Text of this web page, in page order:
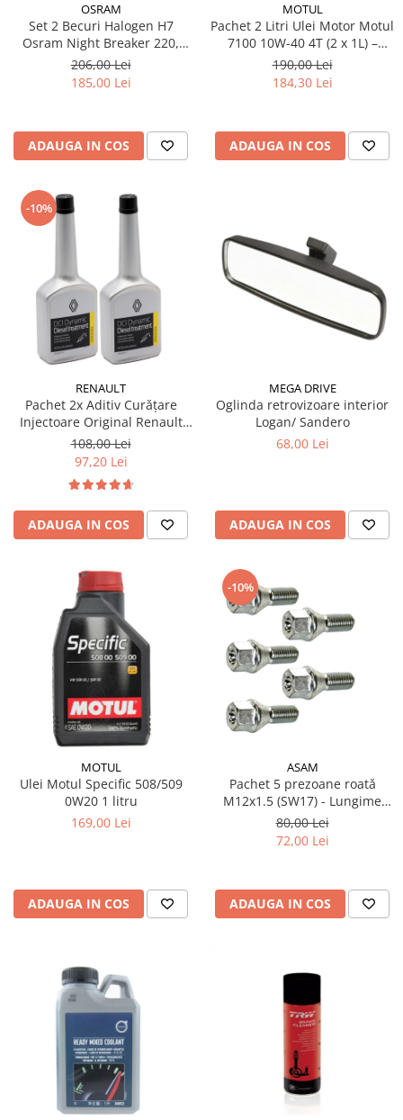
OSRAM
Set 2 Becuri Halogen H7
Osram Night Breaker 220,
+220% Mai Multa Lumina,
Fascicul 150m, 12V, 55W,
PX26d, Next Generation
206,00 Lei
185,00 Lei
ADAUGA IN COS
MOTUL
Pachet 2 Litri Ulei Motor Motul
7100 10W-40 4T (2 x 1L) –
100% Sintetic, API SP, JASO
MA2
190,00 Lei
184,30 Lei
ADAUGA IN COS
-10%
RENAULT
Pachet 2x Aditiv Curățare
Injectoare Original Renault
DCI Dynamic, 250ml
108,00 Lei
97,20 Lei
ADAUGA IN COS
MEGA DRIVE
Oglinda retrovizoare interior
Logan/ Sandero
68,00 Lei
ADAUGA IN COS
MOTUL
Ulei Motul Specific 508/509
0W20 1 litru
169,00 Lei
ADAUGA IN COS
-10%
ASAM
Pachet 5 prezoane roată
M12x1.5 (SW17) - Lungime
47.5 mm, pentru jantă aliaj și
oțel
80,00 Lei
72,00 Lei
ADAUGA IN COS